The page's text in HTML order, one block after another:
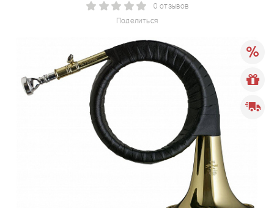
Поделиться
0 отзывов